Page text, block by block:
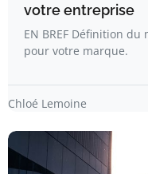
votre entreprise
EN BREF Définition
pour votre marque.
Chloé Lemoine